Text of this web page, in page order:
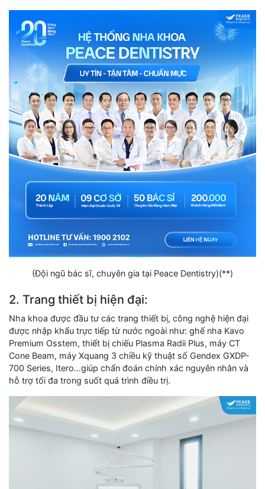
(Đội ngũ bác sĩ, chuyên gia tại Peace Dentistry)(**)
2. Trang thiết bị hiện đại:
Nha khoa được đầu tư các trang thiết bị, công nghệ hiện đại
được nhập khẩu trực tiếp từ nước ngoài như: ghế nha Kavo
Premium Osstem, thiết bị chiếu Plasma Radii Plus, máy CT
Cone Beam, máy Xquang 3 chiều kỹ thuật số Gendex GXDP-
700 Series, Itero…giúp chẩn đoán chính xác nguyên nhân và
hỗ trợ tối đa trong suốt quá trình điều trị.